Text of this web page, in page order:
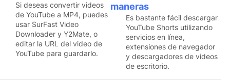
Si deseas convertir videos
de YouTube a MP4, puedes
usar SurFast Video
Downloader y Y2Mate, o
editar la URL del video de
YouTube para guardarlo.
maneras
Es bastante fácil descargar
YouTube Shorts utilizando
servicios en línea,
extensiones de navegador
y descargadores de videos
de escritorio.